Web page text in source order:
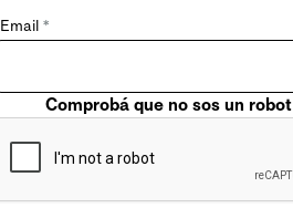
Email *
Comprobá que no sos un robot